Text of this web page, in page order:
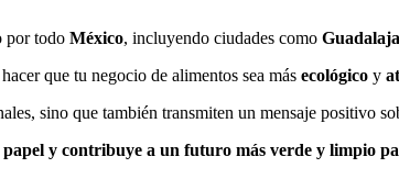
por todo México, incluyendo ciudades como
que tu negocio de alimentos sea más ecológico y
sino que también transmiten un mensaje positivo
papel y contribuye a un futuro más verde y limpio